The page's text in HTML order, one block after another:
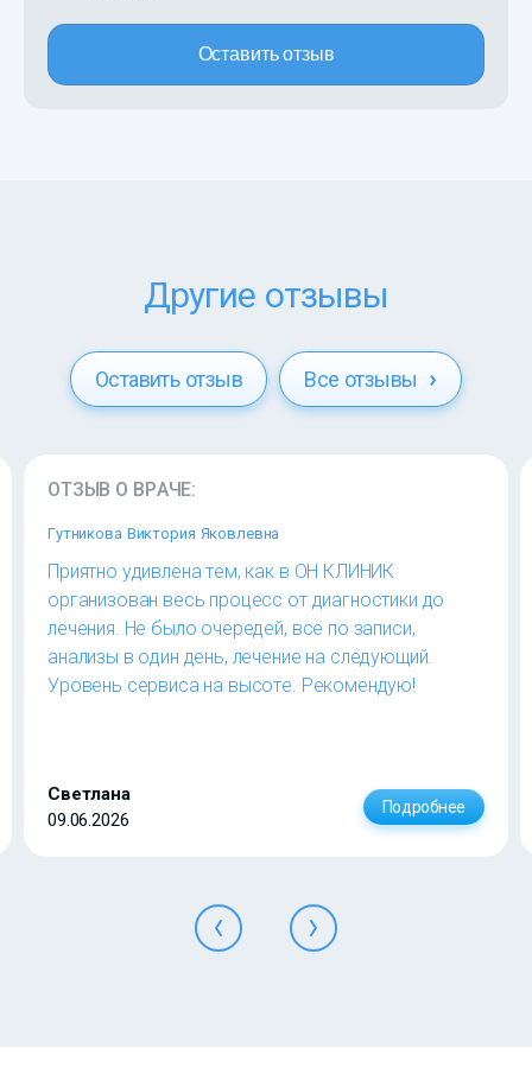
Оставить отзыв
Другие отзывы
Оставить отзыв Все отзывы
ОТЗЫВ О ВРАЧЕ:
Гутникова Виктория Яковлевна
Приятно удивлена тем, как в ОН КЛИНИК
организован весь процесс от диагностики до
лечения. Не было очередей, все по записи,
анализы в один день, лечение на следующий.
Уровень сервиса на высоте. Рекомендую!
Светлана
09.06.2026
Подробнее